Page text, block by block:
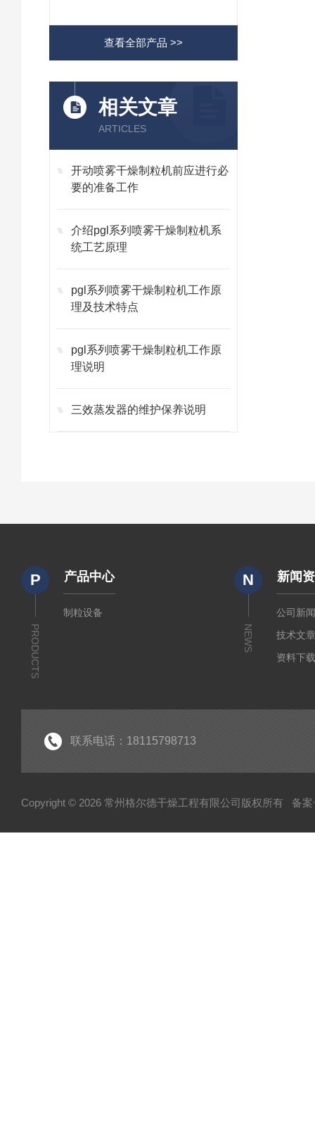
查看全部产品 >>
相关文章
ARTICLES
开动喷雾干燥制粒机前应进行必
要的准备工作
介绍pgl系列喷雾干燥制粒机系
统工艺原理
pgl系列喷雾干燥制粒机工作原
理及技术特点
pgl系列喷雾干燥制粒机工作原
理说明
三效蒸发器的维护保养说明
P
PRODUCTS
产品中心
制粒设备
N
NEWS
新闻
公司新
技术文
资料下
联系电话：18115798713
Copyright © 2026 常州格尔德干燥工程有限公司版权所有 备案